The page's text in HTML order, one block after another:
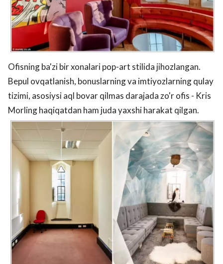
Ofisning ba'zi bir xonalari pop-art stilida jihozlangan.
Bepul ovqatlanish, bonuslarning va imtiyozlarning qulay
tizimi, asosiysi aql bovar qilmas darajada zo'r ofis - Kris
Morling haqiqatdan ham juda yaxshi harakat qilgan.